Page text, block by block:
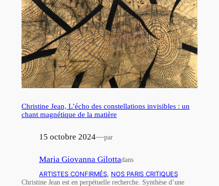
Christine Jean, L’écho des constellations invisibles : un
chant magnétique de la matière
15 octobre 2024—par
Maria Giovanna Gilottadans
ARTISTES CONFIRMÉS, NOS PARIS CRITIQUES
Christine Jean est en perpétuelle recherche. Synthèse d’une